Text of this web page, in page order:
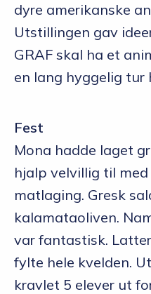
dyre amerikanske
Utstillingen gav
GRAF skal ha et
en lang hyggelig tur
Fest
Mona hadde laget
hjalp velvillig til
matlaging. Gresk
kalamataoliven.
var fantastisk.
fylte hele kvelden.
kravlet 5 elever ut